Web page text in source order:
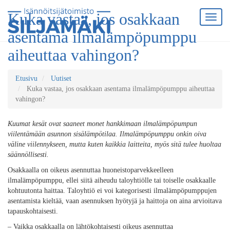
Kuka vastaa, jos osakkaan
asentama ilmalämpöpumppu
aiheuttaa vahingon?
Etusivu
Uutiset
Kuka vastaa, jos osakkaan asentama ilmalämpöpumppu aiheuttaa
vahingon?
Kuumat kesät ovat saaneet monet hankkimaan ilmalämpöpumpun
viilentämään asunnon sisälämpötilaa. Ilmalämpöpumppu onkin oiva
väline viilennykseen, mutta kuten kaikkia laitteita, myös sitä tulee huoltaa
säännöllisesti.
Osakkaalla on oikeus asennuttaa huoneistoparvekkeelleen
ilmalämpöpumppu, ellei siitä aiheudu taloyhtiölle tai toiselle osakkaalle
kohtuutonta haittaa. Taloyhtiö ei voi kategorisesti ilmalämpöpumppujen
asentamista kieltää, vaan asennuksen hyötyjä ja haittoja on aina arvioitava
tapauskohtaisesti.
– Vaikka osakkaalla on lähtökohtaisesti oikeus asennuttaa